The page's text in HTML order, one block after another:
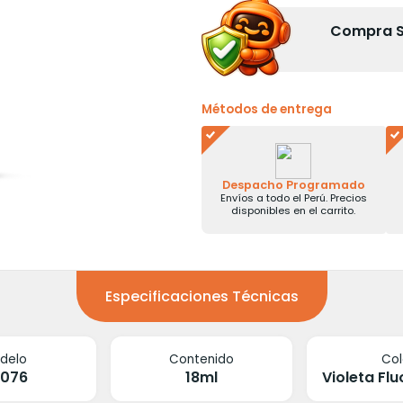
Compra
Métodos de entrega
Despacho Programado
Envíos a todo el Perú. Precios
disponibles en el carrito.
Especificaciones Técnicas
Contenido
18ml Violeta